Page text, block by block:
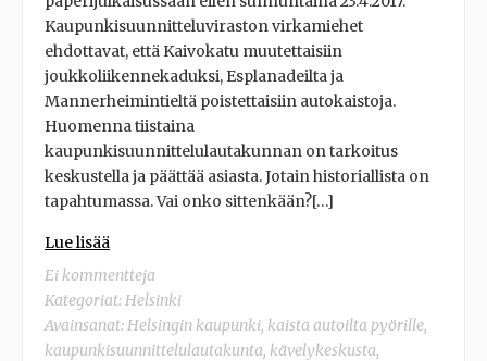
Kaupunkisuunnitteluviraston virkamiehet
ehdottavat, että Kaivokatu muutettaisiin
joukkoliikennekaduksi, Esplanadeilta ja
Mannerheimintieltä poistettaisiin autokaistoja.
Huomenna tiistaina
kaupunkisuunnittelulautakunnan on tarkoitus
keskustella ja päättää asiasta. Jotain historiallista on
tapahtumassa. Vai onko sittenkään?[…]
Lue lisää
Ei kommentteja
Kategoriat:Helsinki
Avainsanat:Helsingin kaupunki, kaista autoilta pyörille,
kaupunkisuunnittelulautakunta, kävelykeskusta,